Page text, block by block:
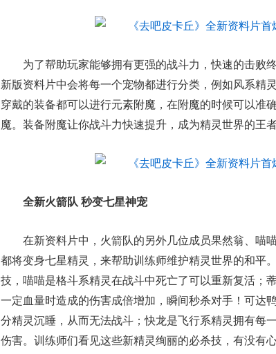
为了帮助玩家能够拥有更强的战斗力，快速的击败
新版资料片中会将每一个宠物都进行分类，例如风系精
穿戴的装备都可以进行元素附魔，在附魔的时候可以准
魔。装备附魔让你战斗力快速提升，成为精灵世界的王
全新火箭队 秒变七星神宠
在新资料片中，火箭队的另外几位成员果然翁、喵
都将变身七星精灵，来帮助训练师维护精灵世界的和平
技，喵喵是格斗系精灵在战斗中死亡了可以重新复活；
一定血量时造成的伤害成倍增加，瞬间秒杀对手！可达
分精灵沉睡，从而无法战斗；快龙是飞行系精灵拥有每
伤害。训练师们看见这些新精灵绚丽的必杀技，有没有